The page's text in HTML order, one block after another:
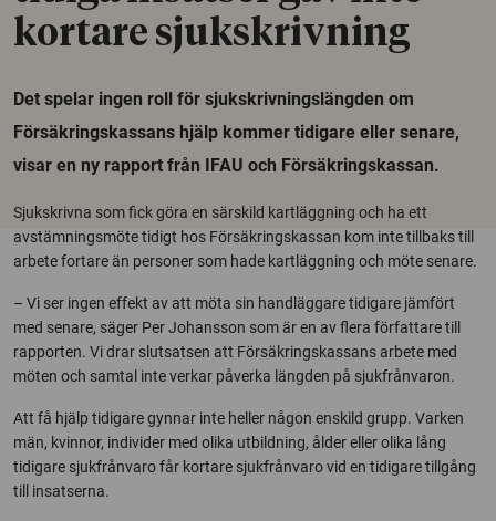
kortare sjukskrivning
Det spelar ingen roll för sjukskrivningslängden om
Försäkringskassans hjälp kommer tidigare eller senare,
visar en ny rapport från IFAU och Försäkringskassan.
Sjukskrivna som fick göra en särskild kartläggning och ha ett
avstämningsmöte tidigt hos Försäkringskassan kom inte tillbaks till
arbete fortare än personer som hade kartläggning och möte senare.
– Vi ser ingen effekt av att möta sin handläggare tidigare jämfört
med senare, säger Per Johansson som är en av flera författare till
rapporten. Vi drar slutsatsen att Försäkringskassans arbete med
möten och samtal inte verkar påverka längden på sjukfrånvaron.
Att få hjälp tidigare gynnar inte heller någon enskild grupp. Varken
män, kvinnor, individer med olika utbildning, ålder eller olika lång
tidigare sjukfrånvaro får kortare sjukfrånvaro vid en tidigare tillgång
till insatserna.